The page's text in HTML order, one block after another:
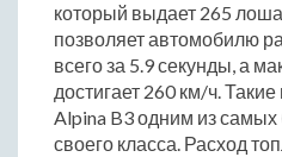
который выдает 265
позволяет автомобилю
всего за 5.9 секунды, а
достигает 260 км/ч.
Alpina B3 одним из
своего класса. Расход